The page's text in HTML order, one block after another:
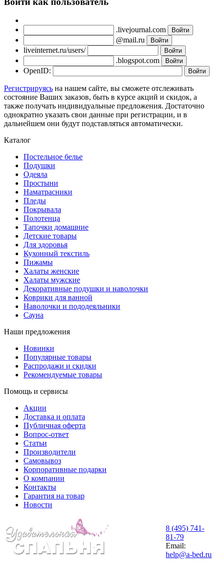
.livejournal.com
@mail.ru
liveinternet.ru/users/
.blogspot.com
OpenID:
Регистрируясь на нашем сайте, вы сможете отслеживать
состояние Ваших заказов, быть в курсе акций и скидок, а
также получать индивидуальные предложения. Достаточно
однократно указать свои данные при регистрации, и в
дальнейшем они будут подставляться автоматически.
Каталог
Постельное белье
Подушки
Одеяла
Простыни
Наматрасники
Пледы
Покрывала
Полотенца
Тапочки домашние
Детские товары
Для здоровья
Кухонный текстиль
Пижамы
Халаты женские
Халаты мужские
Декоративные подушки и наволочки
Коврики для ванной
Наволочки и пододеяльники
Сауна
Наши предложения
Новинки
Популярные товары
Распродажи и скидки
Рекомендуемые товары
Помощь и сервисы
Акции
Доставка и оплата
Публичная оферта
Вопрос-ответ
Статьи
Производители
Самовывоз
Корпоративные подарки
О компании
Контакты
Гарантия на товар
Новости
8 (495) 741-
81-79
Email:
help@a-bed.ru